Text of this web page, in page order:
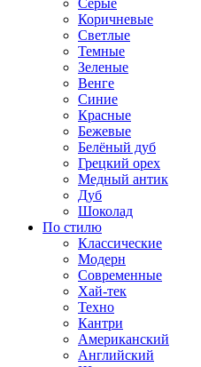
Серые
Коричневые
Светлые
Темные
Зеленые
Венге
Синие
Красные
Бежевые
Белёный дуб
Грецкий орех
Медный антик
Дуб
Шоколад
По стилю
Классические
Модерн
Современные
Хай-тек
Техно
Кантри
Американский
Английский